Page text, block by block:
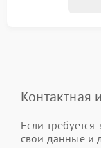
Контактная
Если требуется
свои данные и